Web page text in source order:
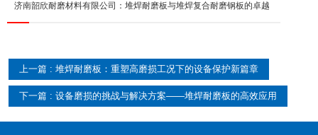
济南韶欣耐磨材料有限公司：堆焊耐磨板与堆焊复合耐磨钢板的卓越
上一篇 : 堆焊耐磨板：重塑高磨损工况下的设备保护新篇章
下一篇 : 设备磨损的挑战与解决方案——堆焊耐磨板的高效应用